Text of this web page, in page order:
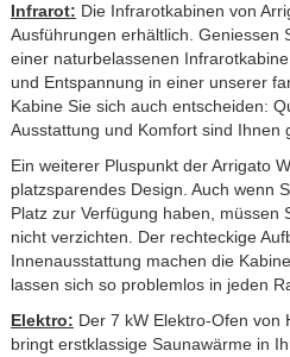
Infrarot: Die Infrarotkabinen von
Ausführungen erhältlich. Geniessen
einer naturbelassenen
und Entspannung in einer unserer
Kabine Sie sich auch entscheiden:
Ausstattung und Komfort sind Ihnen
Ein weiterer Pluspunkt der Arrigato
platzsparendes Design. Auch wenn
Platz zur Verfügung haben, müssen
nicht verzichten. Der rechteckige
Innenausstattung machen die
lassen sich so problemlos in jeden
Elektro: Der 7 kW Elektro-Ofen von
bringt erstklassige Saunawärme in